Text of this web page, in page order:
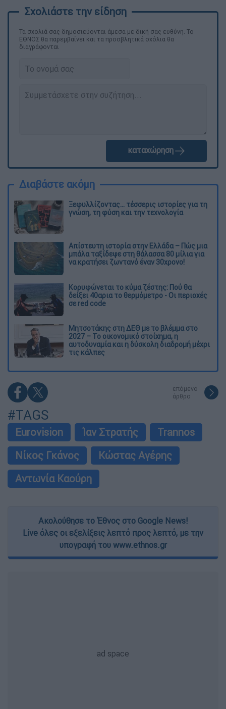
Τα σχολιά σας δημοσιεύονται άμεσα με δική σας ευθύνη. Το
ΕΘΝΟΣ θα παρεμβαίνει και τα προσβλητικά σχόλια θα
διαγράφονται
καταχώρηση
Διαβάστε ακόμη
Ξεφυλλίζοντας... τέσσερις ιστορίες για τη
γνώση, τη φύση και την τεχνολογία
Απίστευτη ιστορία στην Ελλάδα – Πώς μια
μπάλα ταξίδεψε στη θάλασσα 80 μίλια για
να κρατήσει ζωντανό έναν 30χρονο!
Κορυφώνεται το κύμα ζέστης: Πού θα
δείξει 40αρια το θερμόμετρο - Οι περιοχές
σε red code
Μητσοτάκης στη ΔΕΘ με το βλέμμα στο
2027 – Το οικονομικό στοίχημα, η
αυτοδυναμία και η δύσκολη διαδρομή μέχρι
τις κάλπες
επόμενο
άρθρο
#TAGS
Eurovision Ίαν Στρατής
Trannos
Νίκος Γκάνος
Κώστας Αγέρης
Αντωνία Καούρη
Ακολούθησε το Έθνος στο Google News!
Live όλες οι εξελίξεις λεπτό προς λεπτό, με την
υπογραφή του www.ethnos.gr